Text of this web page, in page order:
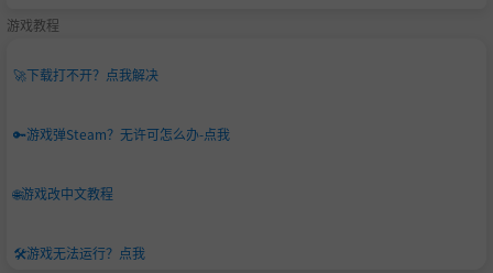
游戏教程
🚀下载打不开？点我解决
🔑游戏弹Steam？无许可怎么办-点我
🌐游戏改中文教程
🛠️游戏无法运行？点我